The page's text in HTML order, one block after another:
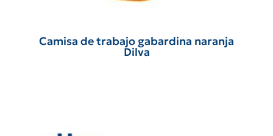
Camisa de trabajo gabardina naranja
Dilva